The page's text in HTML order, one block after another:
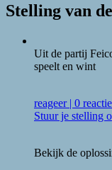
Stelling van
Uit de partij
speelt en wint
reageer| 0
Stuur je stelling
Bekijk de